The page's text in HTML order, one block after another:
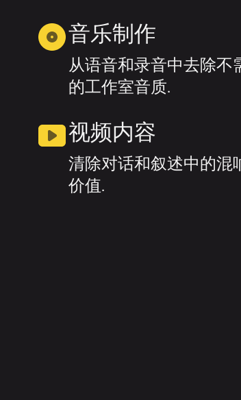
音乐制作
从语音和录音中去除不
的工作室音质.
视频内容
清除对话和叙述中的混
价值.